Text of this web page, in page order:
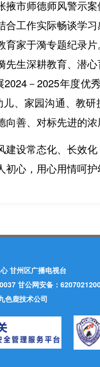
市师德师风警示
工作实际畅谈学
家于漪专题纪录
生深耕教育、潜
－2025年度优
、家园沟通、教研
善、对标先进的浓
设常态化、长效
心，用心用情呵
甘州区广播电视台
甘公网安备：
色鹿技术公司